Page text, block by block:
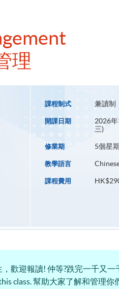
理
課程制式 兼讀制
開課日期
2026
三)
修業期 5個星期
教學語言
課程費用
歡迎報讀! 仲等?跌完一千又
class. 幫助大家了解和管理